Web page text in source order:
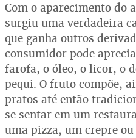
Com o aparecimento do
surgiu uma verdadeira
que ganha outros
consumidor pode
farofa, o óleo, o licor, o
pequi. O fruto compõe,
pratos até então
se sentar em um
uma pizza, um crepre